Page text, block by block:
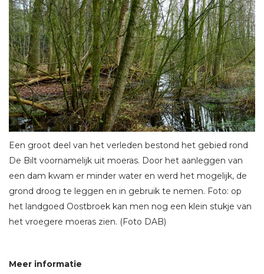
Een groot deel van het verleden bestond het gebied rond
De Bilt voornamelijk uit moeras. Door het aanleggen van
een dam kwam er minder water en werd het mogelijk, de
grond droog te leggen en in gebruik te nemen. Foto: op
het landgoed Oostbroek kan men nog een klein stukje van
het vroegere moeras zien. (Foto DAB)
Meer informatie